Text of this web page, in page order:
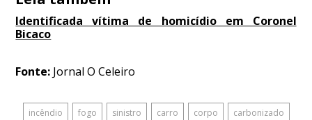
Identificada vítima de homicídio em Coronel
Bicaco
Fonte: Jornal O Celeiro
incêndio fogo sinistro carro corpo
carbonizado